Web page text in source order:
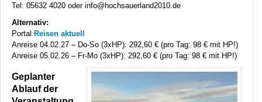
Tel: 05632 4020 oder info@hochsauerland2010.de
Alternativ:
Portal Reisen aktuell
Anreise 04.02.27 – Do-So (3xHP): 292,60 € (pro Tag: 98 € mit HP!)
Anreise 05.02.26 – Fr-Mo (3xHP): 292,60 € (pro Tag: 98 € mit HP!)
Geplanter
Ablauf der